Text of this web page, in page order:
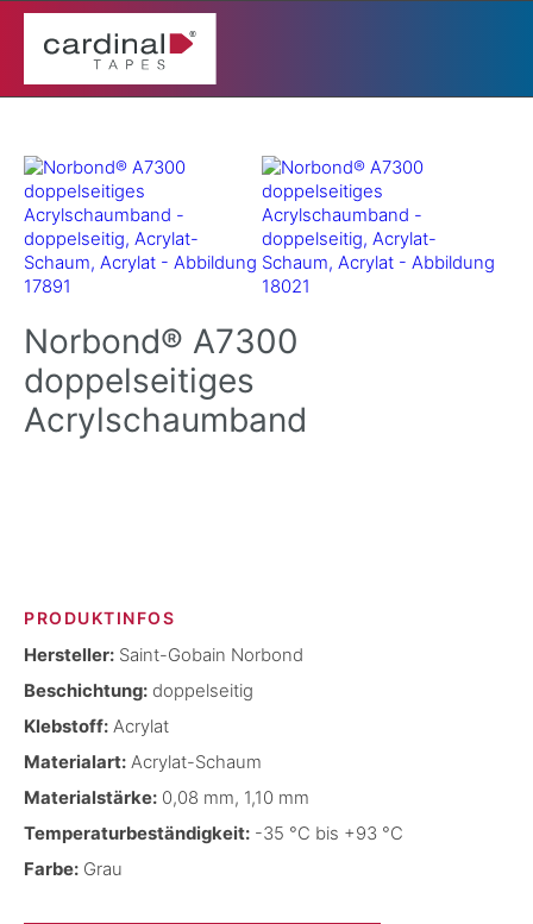
Norbond® A7300
doppelseitiges
Acrylschaumband
PRODUKTINFOS
Hersteller: Saint-Gobain Norbond
Beschichtung: doppelseitig
Klebstoff: Acrylat
Materialart: Acrylat-Schaum
Materialstärke: 0,08 mm, 1,10 mm
Temperaturbeständigkeit: -35 °C bis +93 °C
Farbe: Grau